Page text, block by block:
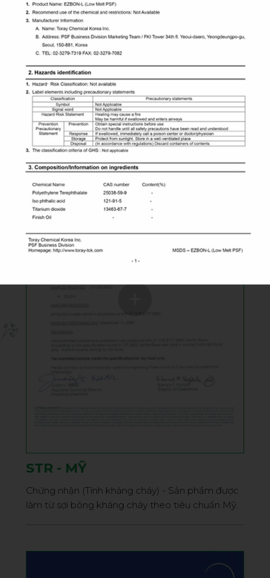
ESLON - HÀN QUỐC
Chứng nhận (Tính kháng khuẩn) - Sản phẩm
được làm từ sợi bông sạch khuẩn & tốt cho sức
khỏe theo Luật sức khỏe người tiêu dùng.
STR - MỸ
Chứng nhận (Tính kháng cháy) - Sản phẩm được
làm từ sợi bông kháng cháy theo tiêu chuẩn Mỹ.